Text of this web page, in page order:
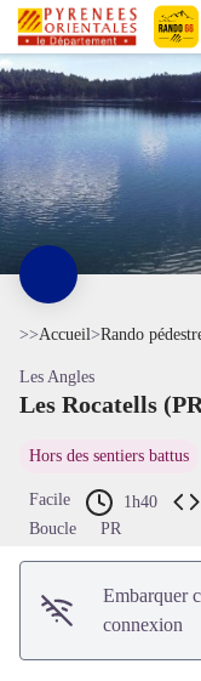
Les Rocatells (PR72)
la
>>Accueil>Rando
Les Angles
Les Rocatells
Hors des sentiers battus
Facile 1h40
Boucle
PR
Embarquer
connexion